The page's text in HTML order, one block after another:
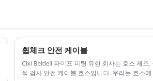
수 있습니다. 필요한 경우 온
서비스를 받으십시오. Alum
램프. 아래 제품 목록 외에도
사항에 따라 고유한 Alum
휩체크 안전 케이블
Cixi Beideli 파이프 피팅 유한 회사는 호스 제
찍 검사 안전 케이블 호스입니다. 우리는 호스